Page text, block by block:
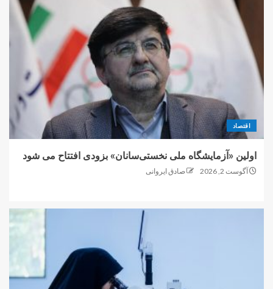
اقتصاد
اولین «آزمایشگاه ملی نخستی‌سانان» بزودی افتتاح می شود
آگوست 2, 2026 صادق ایروانی